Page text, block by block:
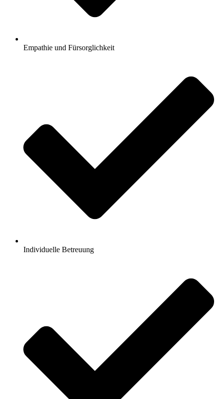
Empathie und Fürsorglichkeit
Individuelle Betreuung